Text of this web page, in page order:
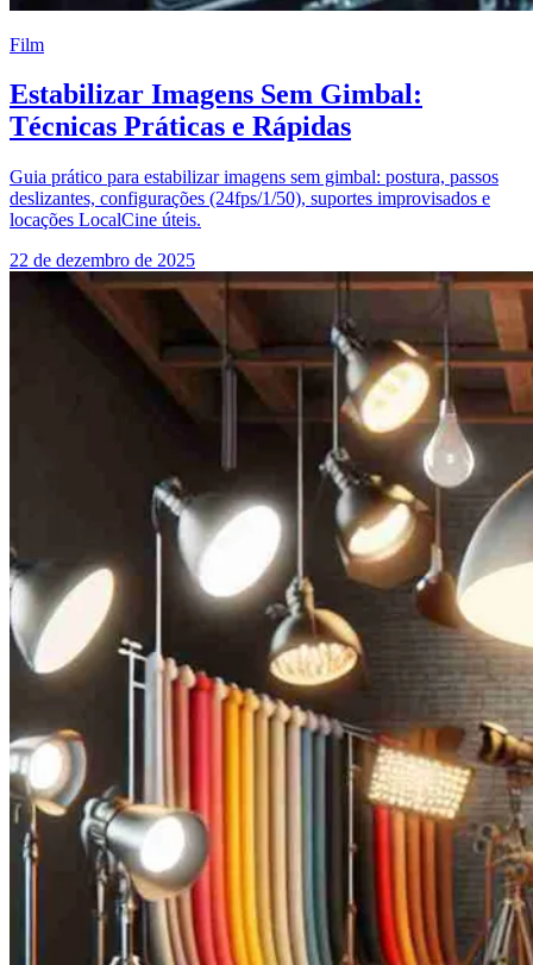
Film
Estabilizar Imagens Sem Gimbal:
Técnicas Práticas e Rápidas
Guia prático para estabilizar imagens sem gimbal: postura, passos
deslizantes, configurações (24fps/1/50), suportes improvisados e
locações LocalCine úteis.
22 de dezembro de 2025